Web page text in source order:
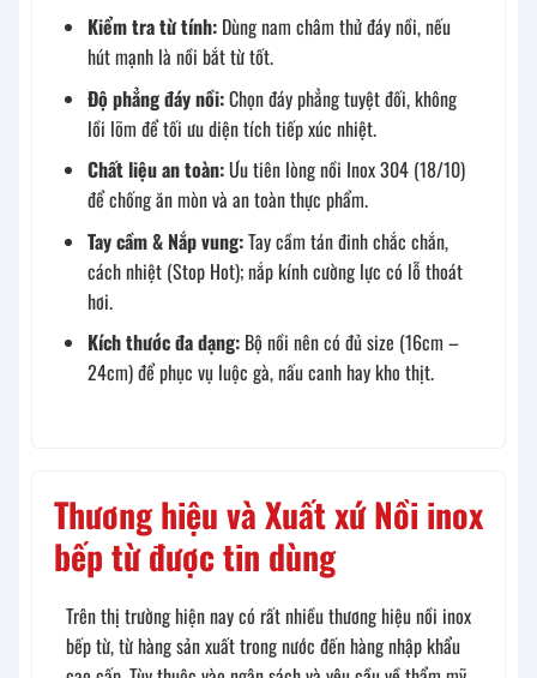
Kiểm tra từ tính: Dùng nam châm thử đáy nồi, nếu
hút mạnh là nồi bắt từ tốt.
Độ phẳng đáy nồi:Chọn đáy phẳng tuyệt đối, không
lồi lõm để tối ưu diện tích tiếp xúc nhiệt.
Chất liệu an toàn: Ưu tiên lòng nồi Inox 304 (18/10)
để chống ăn mòn và an toàn thực phẩm.
Tay cầm & Nắp vung:Tay cầm tán đinh chắc chắn,
cách nhiệt (Stop Hot); nắp kính cường lực có lỗ thoát
hơi.
Kích thước đa dạng: Bộ nồi nên có đủ size (16cm –
24cm) để phục vụ luộc gà, nấu canh hay kho thịt.
Thương hiệu và Xuất xứ Nồi inox
bếp từ được tin dùng
Trên thị trường hiện nay có rất nhiều thương hiệu nồi inox
bếp từ, từ hàng sản xuất trong nước đến hàng nhập khẩu